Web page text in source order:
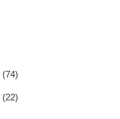
(74)
(22)